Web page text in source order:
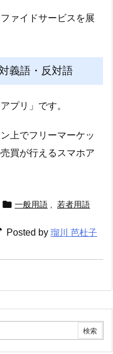
ァイドサービスを展
義語・反対語
プリ」です。
上でフリーマーケッ
買が行えるスマホア
 一般用語 , 若者用語
Posted by 瑠川 芭杜子